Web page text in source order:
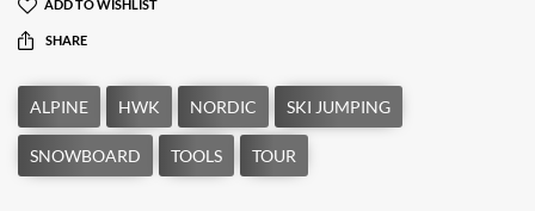
ADD TO WISHLIST
SHARE